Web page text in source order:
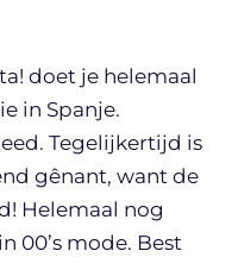
doet je helemaal
in Spanje.
Tegelijkertijd is
gênant, want de
Helemaal nog
00’s mode. Best